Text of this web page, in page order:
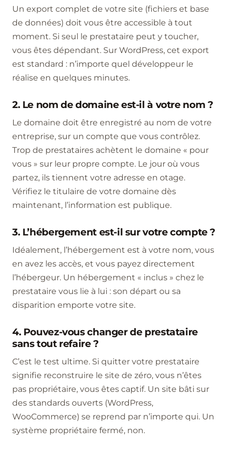
Un export complet de votre site (fichiers et base
de données) doit vous être accessible à tout
moment. Si seul le prestataire peut y toucher,
vous êtes dépendant. Sur WordPress, cet export
est standard : n’importe quel développeur le
réalise en quelques minutes.
2. Le nom de domaine est-il à votre nom ?
Le domaine doit être enregistré au nom de votre
entreprise, sur un compte que vous contrôlez.
Trop de prestataires achètent le domaine « pour
vous » sur leur propre compte. Le jour où vous
partez, ils tiennent votre adresse en otage.
Vérifiez le titulaire de votre domaine dès
maintenant, l’information est publique.
3. L’hébergement est-il sur votre compte ?
Idéalement, l’hébergement est à votre nom, vous
en avez les accès, et vous payez directement
l’hébergeur. Un hébergement « inclus » chez le
prestataire vous lie à lui : son départ ou sa
disparition emporte votre site.
4. Pouvez-vous changer de prestataire
sans tout refaire ?
C’est le test ultime. Si quitter votre prestataire
signifie reconstruire le site de zéro, vous n’êtes
pas propriétaire, vous êtes captif. Un site bâti sur
des standards ouverts (WordPress,
WooCommerce) se reprend par n’importe qui. Un
système propriétaire fermé, non.